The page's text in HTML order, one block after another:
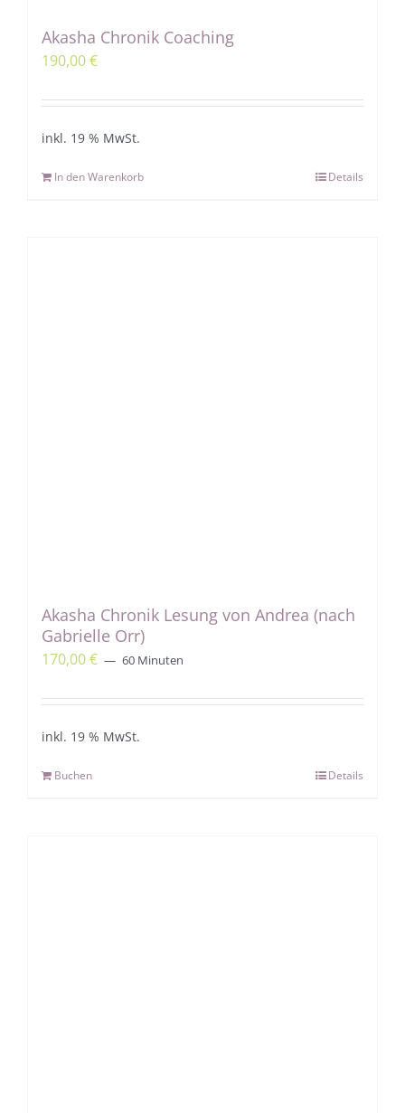
Akasha Chronik Coaching
190,00€
inkl. 19 % MwSt.
In den Warenkorb Details
Akasha Chronik Lesung von Andrea (nach
Gabrielle Orr)
170,00€ 60 Minuten
inkl. 19 % MwSt.
Buchen Details